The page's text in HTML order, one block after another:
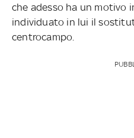
che adesso ha un motivo
individuato in lui il
centrocampo.